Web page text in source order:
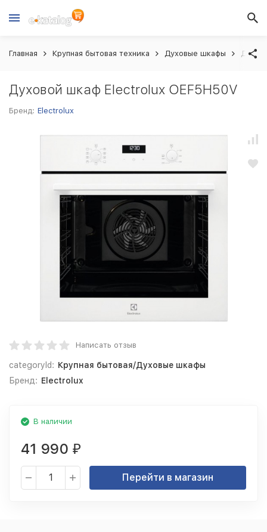
Главная Крупная бытовая техника Духовые шкафы
Духовой шкаф Electrolux OEF5H50V
Бренд: Electrolux
Написать отзыв
categoryId: Крупная бытовая/Духовые шкафы
Бренд: Electrolux
В наличии
41 990 ₽
Перейти в магазин